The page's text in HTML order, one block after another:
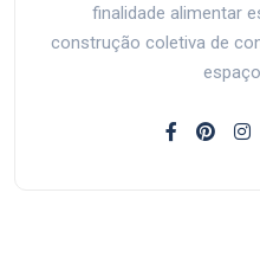
finalidade alimentar
construção coletiva de